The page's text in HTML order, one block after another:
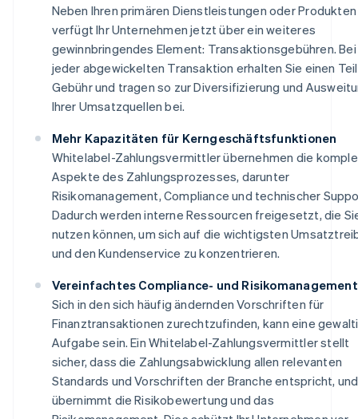
Neben Ihren primären Dienstleistungen oder Produkten
verfügt Ihr Unternehmen jetzt über ein weiteres
gewinnbringendes Element: Transaktionsgebühren. Bei
jeder abgewickelten Transaktion erhalten Sie einen
Gebühr und tragen so zur Diversifizierung und
Ihrer Umsatzquellen bei.
Mehr Kapazitäten für Kerngeschäftsfunktionen
Whitelabel-Zahlungsvermittler übernehmen die
Aspekte des Zahlungsprozesses, darunter
Risikomanagement, Compliance und technischer
Dadurch werden interne Ressourcen freigesetzt, die
nutzen können, um sich auf die wichtigsten
und den Kundenservice zu konzentrieren.
Vereinfachtes Compliance- und Risikomanagement
Sich in den sich häufig ändernden Vorschriften für
Finanztransaktionen zurechtzufinden, kann eine
Aufgabe sein. Ein Whitelabel-Zahlungsvermittler stellt
sicher, dass die Zahlungsabwicklung allen relevanten
Standards und Vorschriften der Branche entspricht, und
übernimmt die Risikobewertung und das